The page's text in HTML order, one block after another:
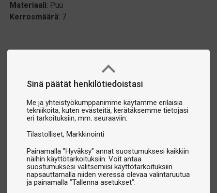
Sinä päätät henkilötiedoistasi
Me ja yhteistyökumppanimme käytämme erilaisia
tekniikoita, kuten evästeitä, kerätäksemme tietojasi
eri tarkoituksiin, mm. seuraaviin:
Tilastolliset Markkinointi
Painamalla ”Hyväksy” annat suostumuksesi kaikkiin
näihin käyttötarkoituksiin. Voit antaa
suostumuksesi valitsemiisi käyttötarkoituksiin
napsauttamalla niiden vieressä olevaa valintaruutua
ja painamalla ”Tallenna asetukset”.
Materiaali: Puu
Kerrosmäärä: 7